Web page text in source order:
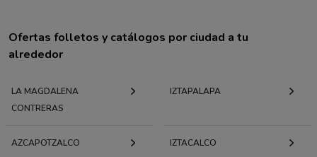
Ofertas folletos y catálogos por ciudad a tu
alrededor
LA MAGDALENA
CONTRERAS
IZTAPALAPA
AZCAPOTZALCO IZTACALCO